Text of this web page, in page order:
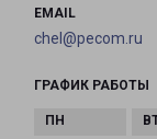
EMAIL
chel@pecom.ru
ГРАФИК РАБОТЫ